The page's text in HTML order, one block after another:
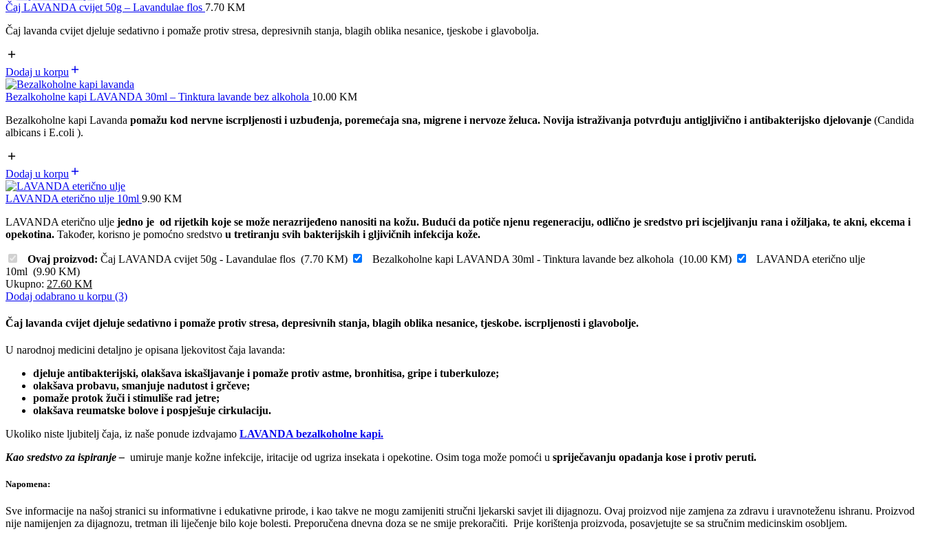
Čaj LAVANDA cvijet 50g – Lavandulae flos 7.70 KM
Čaj lavanda cvijet djeluje sedativno i pomaže protiv stresa, depresivnih stanja, blagih oblika nesanice, tjeskobe i glavobolja.
Dodaj u korpu
Bezalkoholne kapi LAVANDA 30ml – Tinktura lavande bez alkohola 10.00 KM
Bezalkoholne kapi Lavanda pomažu kod nervne iscrpljenosti i uzbuđenja, poremećaja sna, migrene i nervoze želuca. Novija istraživanja potvrđuju antigljivično i antibakterijsko djelovanje (Candida
albicans i E.coli ).
Dodaj u korpu
LAVANDA eterično ulje 10ml 9.90 KM
LAVANDA eterično ulje jedno je od rijetkih koje se može nerazrijeđeno nanositi na kožu. Budući da potiče njenu regeneraciju, odlično je sredstvo pri iscjeljivanju rana i ožiljaka, te akni, ekcema i
opekotina. Također, korisno je pomoćno sredstvo u tretiranju svih bakterijskih i gljivičnih infekcija kože.
Ovaj proizvod: Čaj LAVANDA cvijet 50g - Lavandulae flos (7.70 KM) Bezalkoholne kapi LAVANDA 30ml - Tinktura lavande bez alkohola (10.00 KM)
LAVANDA eterično ulje
10ml (9.90 KM)
Ukupno: 27.60 KM
Dodaj odabrano u korpu (3)
Čaj lavanda cvijet djeluje sedativno i pomaže protiv stresa, depresivnih stanja, blagih oblika nesanice, tjeskobe. iscrpljenosti i glavobolje.
U narodnoj medicini detaljno je opisana ljekovitost čaja lavanda:
djeluje antibakterijski, olakšava iskašljavanje i pomaže protiv astme, bronhitisa, gripe i tuberkuloze;
olakšava probavu, smanjuje nadutost i grčeve;
pomaže protok žuči i stimuliše rad jetre;
olakšava reumatske bolove i pospješuje cirkulaciju.
Ukoliko niste ljubitelj čaja, iz naše ponude izdvajamo LAVANDA bezalkoholne kapi.
Kao sredstvo za ispiranje – umiruje manje kožne infekcije, iritacije od ugriza insekata i opekotine. Osim toga može pomoći u spriječavanju opadanja kose i protiv peruti.
Napomena:
Sve informacije na našoj stranici su informativne i edukativne prirode, i kao takve ne mogu zamijeniti stručni ljekarski savjet ili dijagnozu. Ovaj proizvod nije zamjena za zdravu i uravnoteženu ishranu. Proizvod
nije namijenjen za dijagnozu, tretman ili liječenje bilo koje bolesti. Preporučena dnevna doza se ne smije prekoračiti. Prije korištenja proizvoda, posavjetujte se sa stručnim medicinskim osobljem.